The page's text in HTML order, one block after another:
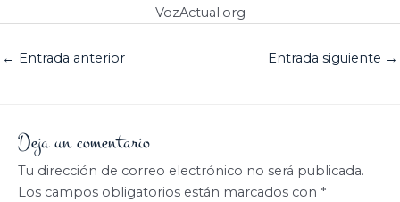
VozActual.org
← Entrada anterior Entrada siguiente →
Deja un comentario
Tu dirección de correo electrónico no será publicada.
Los campos obligatorios están marcados con *